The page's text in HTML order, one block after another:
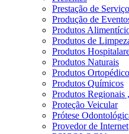
Prestação de
Produção de
Produtos
Produtos de
Produtos
Produtos Naturais
Produtos
Produtos Químicos
Produtos
Proteção Veicular
Prótese
Provedor de Internet